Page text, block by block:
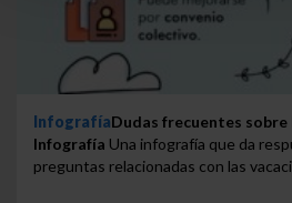
Saber más acerca de las
InfografíaDudas frecuentes sobre
Infografía Una infografía que da
preguntas relacionadas con las